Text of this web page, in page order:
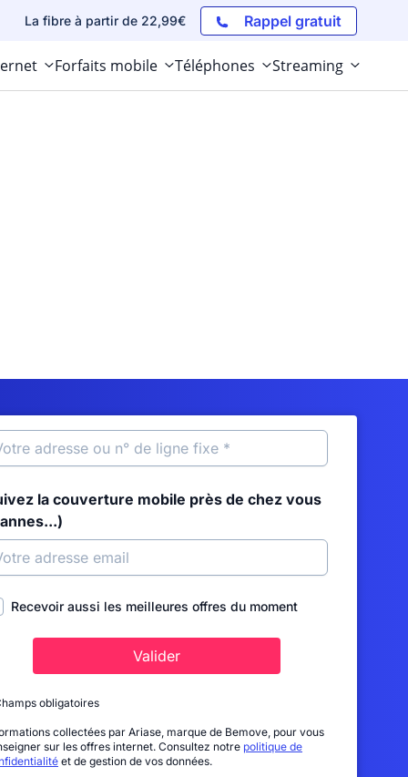
La fibre à partir de 22,99€ Rappel gratuit
Forfaits mobile Téléphones Streaming
la couverture mobile près de chez vous
Recevoir aussi les meilleures offres du moment
Valider
obligatoires
collectées par Ariase, marque de Bemove, pour vous
sur les offres internet. Consultez notre politique de
et de gestion de vos données.